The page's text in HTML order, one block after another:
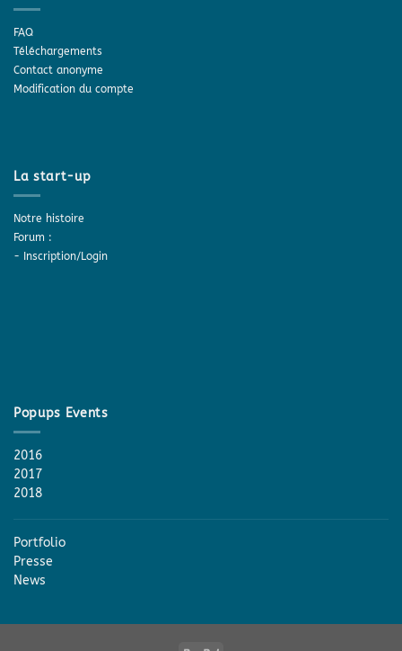
FAQ
Téléchargements
Contact anonyme
Modification du compte
La start-up
Notre histoire
Forum :
-
Inscription/Login
Popups Events
2016
2017
2018
Portfolio
Presse
News